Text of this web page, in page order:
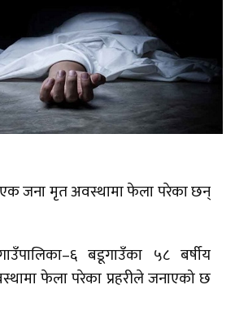
एक जना मृत अवस्थामा फेला परेका छन्
बडूगाउँका ५८ बर्षीय
फेला परेका प्रहरीले जनाएको छ